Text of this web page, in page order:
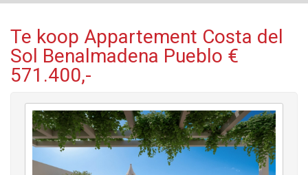
Te koop Appartement Costa del
Sol Benalmadena Pueblo €
571.400,-